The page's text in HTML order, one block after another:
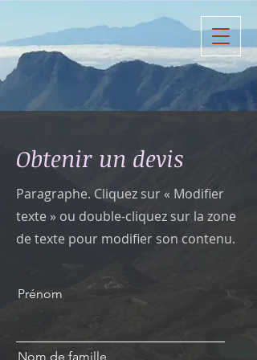
Obtenir un devis
Paragraphe. Cliquez sur « Modifier
texte » ou double-cliquez sur la zone
de texte pour modifier son contenu.
Prénom
Nom de famille